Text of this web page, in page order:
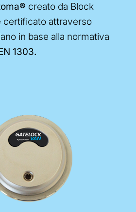
creato da Block
certificato attraverso
in base alla normativa
1303.